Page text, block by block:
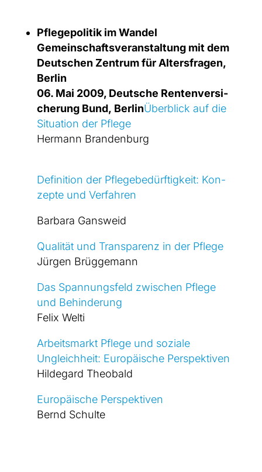
Pfle­ge­po­li­tik im Wan­del
Gemein­schafts­ver­an­stal­tung mit dem
Deut­schen Zen­trum für Alters­fra­gen,
Ber­lin
06. Mai 2009, Deut­sche Ren­ten­ver­si­
che­rung Bund, Ber­linÜber­blick auf die
Situa­ti­on der Pfle­ge
Her­mann Bran­den­burg
Defi­ni­ti­on der Pfle­ge­be­dürf­tig­keit: Kon­
zep­te und Ver­fah­ren
Bar­ba­ra Gans­weid
Qua­li­tät und Trans­pa­renz in der Pfle­ge
Jür­gen Brüg­ge­mann
Das Span­nungs­feld zwi­schen Pfle­ge
und Behin­de­rung
Felix Welti
Arbeits­markt Pfle­ge und sozia­le
Ungleich­heit: Euro­päi­sche Per­spek­ti­ven
Hil­de­gard Theo­bald
Euro­päi­sche Per­spek­ti­ven
Bernd Schul­te